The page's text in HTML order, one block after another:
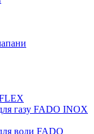
газу FADO INOX
води FADO